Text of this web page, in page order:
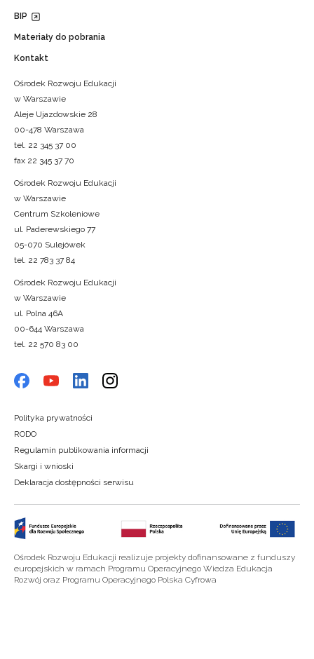
BIP
Materiały do pobrania
Kontakt
Ośrodek Rozwoju Edukacji
w Warszawie
Aleje Ujazdowskie 28
00-478 Warszawa
tel. 22 345 37 00
fax 22 345 37 70
Ośrodek Rozwoju Edukacji
w Warszawie
Centrum Szkoleniowe
ul. Paderewskiego 77
05-070 Sulejówek
tel. 22 783 37 84
Ośrodek Rozwoju Edukacji
w Warszawie
ul. Polna 46A
00-644 Warszawa
tel. 22 570 83 00
Polityka prywatności
RODO
Regulamin publikowania informacji
Skargi i wnioski
Deklaracja dostępności serwisu
Ośrodek Rozwoju Edukacji realizuje projekty dofinansowane z funduszy
europejskich w ramach Programu Operacyjnego Wiedza Edukacja
Rozwój oraz Programu Operacyjnego Polska Cyfrowa
o szkoleniach i programach.
celach marketingowych.